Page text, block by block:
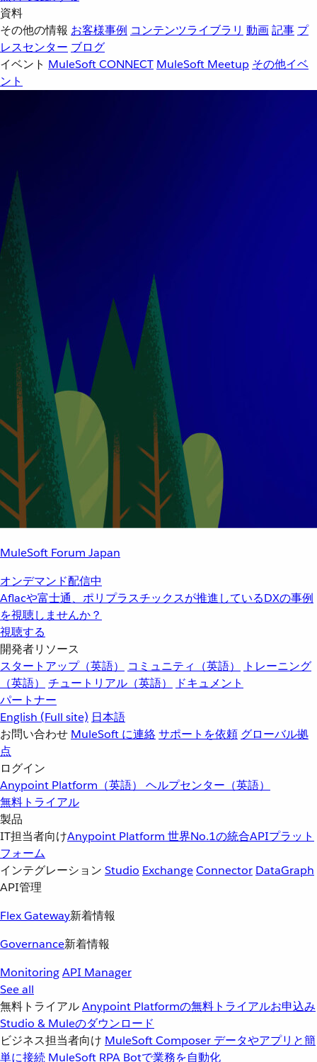
資料
その他の情報 お客様事例 コンテンツライブラリ 動画記事 プ
レスセンター ブログ
イベント MuleSoft CONNECT MuleSoft Meetup その他イベ
ント
MuleSoft Forum Japan
オンデマンド配信中
Aflacや富士通、ポリプラスチックスが推進しているDXの事例
を視聴しませんか？
視聴する
開発者リソース
スタートアップ（英語）
コミュニティ（英語）
トレーニング
（英語）
チュートリアル（英語）
ドキュメント
パートナー
English (Full site) 日本語
お問い合わせ MuleSoft に連絡サポートを依頼 グローバル拠
点
ログイン
Anypoint Platform（英語） ヘルプセンター（英語）
無料トライアル
製品
IT担当者向けAnypoint Platform 世界No.1の統合APIプラット
フォーム
インテグレーション Studio ExchangeConnector DataGraph
API管理
Flex Gateway新着情報
Governance新着情報
MonitoringAPI Manager
See all
無料トライアルAnypoint Platformの無料トライアルお申込み
Studio & Muleのダウンロード
ビジネス担当者向け MuleSoft Composer データやアプリと簡
単に接続 MuleSoft RPA Botで業務を自動化